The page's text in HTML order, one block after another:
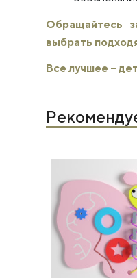
Обращайтесь
выбрать
Все лучшее –